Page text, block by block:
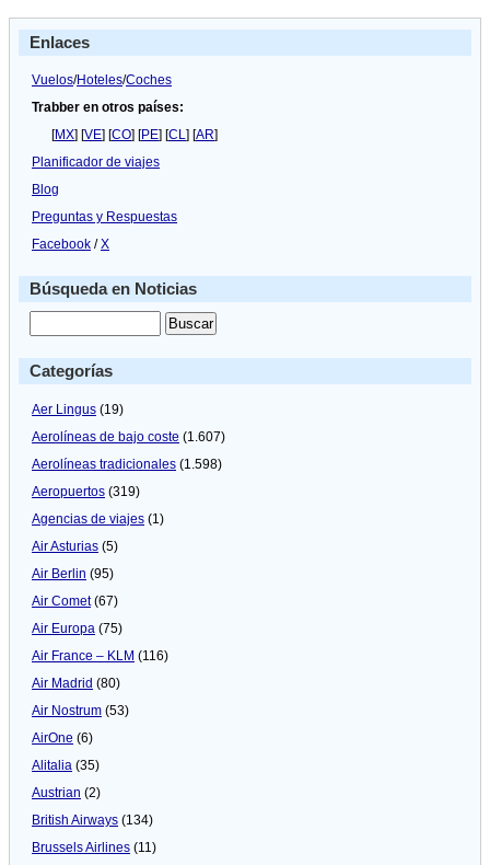
Enlaces
Vuelos/Hoteles/Coches
Trabber en otros países:
[MX] [VE] [CO] [PE] [CL] [AR]
Planificador de viajes
Blog
Preguntas y Respuestas
Facebook /X
Búsqueda en Noticias
Categorías
Aer Lingus (19)
Aerolíneas de bajo coste (1.607)
Aerolíneas tradicionales (1.598)
Aeropuertos (319)
Agencias de viajes (1)
Air Asturias (5)
Air Berlin (95)
Air Comet(67)
Air Europa (75)
Air France – KLM (116)
Air Madrid (80)
Air Nostrum (53)
AirOne (6)
Alitalia (35)
Austrian (2)
British Airways (134)
Brussels Airlines (11)